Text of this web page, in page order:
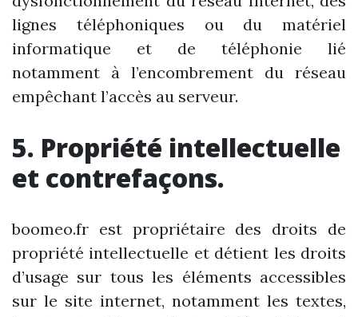
lignes téléphoniques ou du matériel
informatique et de téléphonie lié
notamment à l’encombrement du réseau
empêchant l’accès au serveur.
5. Propriété intellectuelle
et contrefaçons.
boomeo.fr est propriétaire des droits de
propriété intellectuelle et détient les droits
d’usage sur tous les éléments accessibles
sur le site internet, notamment les textes,